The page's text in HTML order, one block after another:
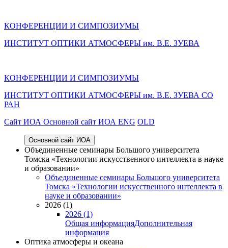
КОНФЕРЕНЦИИ И СИМПОЗИУМЫ
ИНСТИТУТ ОПТИКИ АТМОСФЕРЫ им. В.Е. ЗУЕВА
КОНФЕРЕНЦИИ И СИМПОЗИУМЫ
ИНСТИТУТ ОПТИКИ АТМОСФЕРЫ им. В.Е. ЗУЕВА СО
РАН
Cайт ИОА Основной сайт ИОА ENG OLD
Основной сайт ИОА
Объединенные семинары Большого университета
Томска «Технологии искусственного интеллекта в науке
и образовании»
Объединенные семинары Большого университета
Томска «Технологии искусственного интеллекта в
науке и образовании»
2026 (1)
2026 (1)
Общая информацияДополнительная
информация
Оптика атмосферы и океана